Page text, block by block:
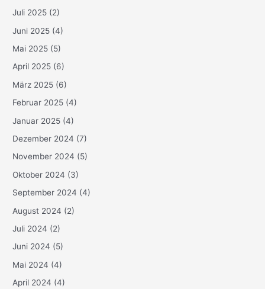
Juli 2025 (2)
Juni 2025 (4)
Mai 2025 (5)
April 2025 (6)
März 2025 (6)
Februar 2025 (4)
Januar 2025 (4)
Dezember 2024 (7)
November 2024 (5)
Oktober 2024 (3)
September 2024 (4)
August 2024 (2)
Juli 2024 (2)
Juni 2024 (5)
Mai 2024 (4)
April 2024 (4)